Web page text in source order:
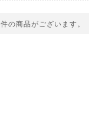
件の商品がございます。